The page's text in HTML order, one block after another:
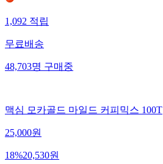
1,092 적립
무료배송
48,703명 구매중
맥심 모카골드 마일드 커피믹스 100T
25,000원
18%20,530원